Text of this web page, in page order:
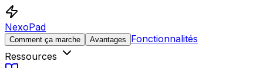
NexoPad
Comment ça marche Avantages
Fonctionnalités
Ressources